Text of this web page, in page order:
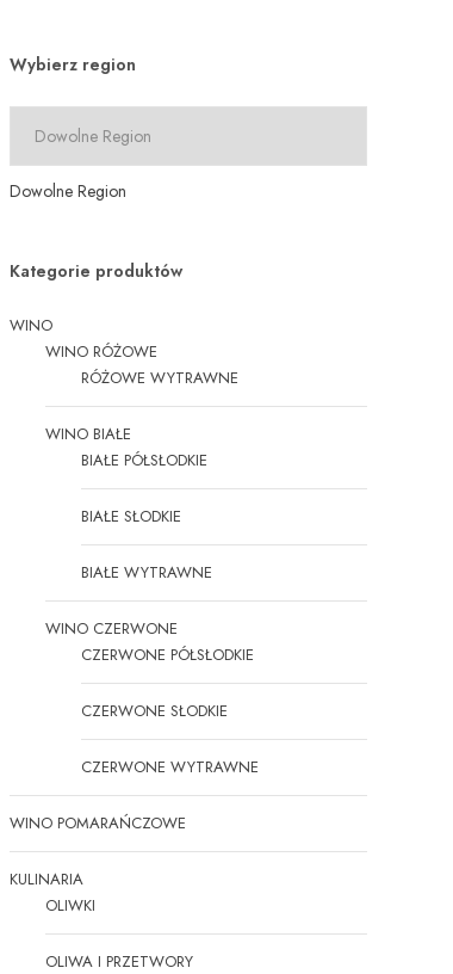
Wybierz region
Dowolne Region
Kategorie produktów
WINO
WINO RÓŻOWE
RÓŻOWE WYTRAWNE
WINO BIAŁE
BIAŁE PÓŁSŁODKIE
BIAŁE SŁODKIE
BIAŁE WYTRAWNE
WINO CZERWONE
CZERWONE PÓŁSŁODKIE
CZERWONE SŁODKIE
CZERWONE WYTRAWNE
WINO POMARAŃCZOWE
KULINARIA
OLIWKI
OLIWA I PRZETWORY